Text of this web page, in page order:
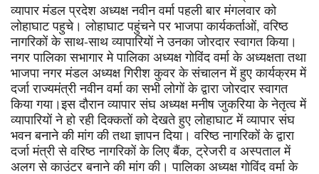
व्यापार मंडल प्रदेश अध्यक्ष नवीन वर्मा पहली बार मंगलवार को
लोहाघाट पहुचे। लोहाघाट पहुंचने पर भाजपा कार्यकर्ताओं, वरिष्ठ
नागरिकों के साथ-साथ व्यापारियों ने उनका जोरदार स्वागत किया।
नगर पालिका सभागार मे पालिका अध्यक्ष गोविंद वर्मा के अध्यक्षता तथा
भाजपा नगर मंडल अध्यक्ष गिरीश कुवर के संचालन में हुए कार्यक्रम में
दर्जा राज्यमंत्री नवीन वर्मा का सभी लोगों के द्वारा जोरदार स्वागत
किया गया।इस दौरान व्यापार संघ अध्यक्ष मनीष जुकरिया के नेतृत्व में
व्यापारियों ने हो रही दिक्कतों को देखते हुए लोहाघाट में व्यापार संघ
भवन बनाने की मांग की तथा ज्ञापन दिया। वरिष्ठ नागरिकों के द्वारा
दर्जा मंत्री से वरिष्ठ नागरिकों के लिए बैंक, ट्रेजरी व अस्पताल में
अलग से काउंटर बनाने की मांग की। पालिका अध्यक्ष गोविंद वर्मा के